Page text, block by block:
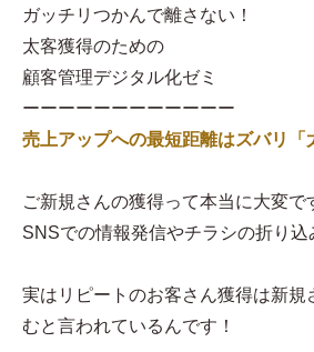
ガッチリつかんで離さない！
太客獲得のための
顧客管理デジタル化ゼミ
ーーーーーーーーーーーー
売上アップへの最短距離はズバリ「
ご新規さんの獲得って本当に大変で
SNSでの情報発信やチラシの折り
実はリピートのお客さん獲得は新規
むと言われているんです！